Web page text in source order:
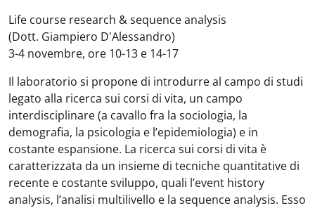
Life course research & sequence analysis
(Dott. Giampiero D'Alessandro)
3-4 novembre, ore 10-13 e 14-17
Il laboratorio si propone di introdurre al campo di studi
legato alla ricerca sui corsi di vita, un campo
interdisciplinare (a cavallo fra la sociologia, la
demografia, la psicologia e l’epidemiologia) e in
costante espansione. La ricerca sui corsi di vita è
caratterizzata da un insieme di tecniche quantitative di
recente e costante sviluppo, quali l’event history
analysis, l’analisi multilivello e la sequence analysis. Esso